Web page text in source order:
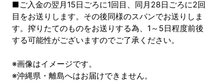
■ご入金の翌月15日ごろに1回目、同月28日ごろに2回
目をお送りします。その後同様のスパンでお送りしま
す。搾りたてのものをお送りする為、1～5日程度前後
する可能性がございますのでご了承ください。
※画像はイメージです。
※沖縄県・離島へはお届けできません。